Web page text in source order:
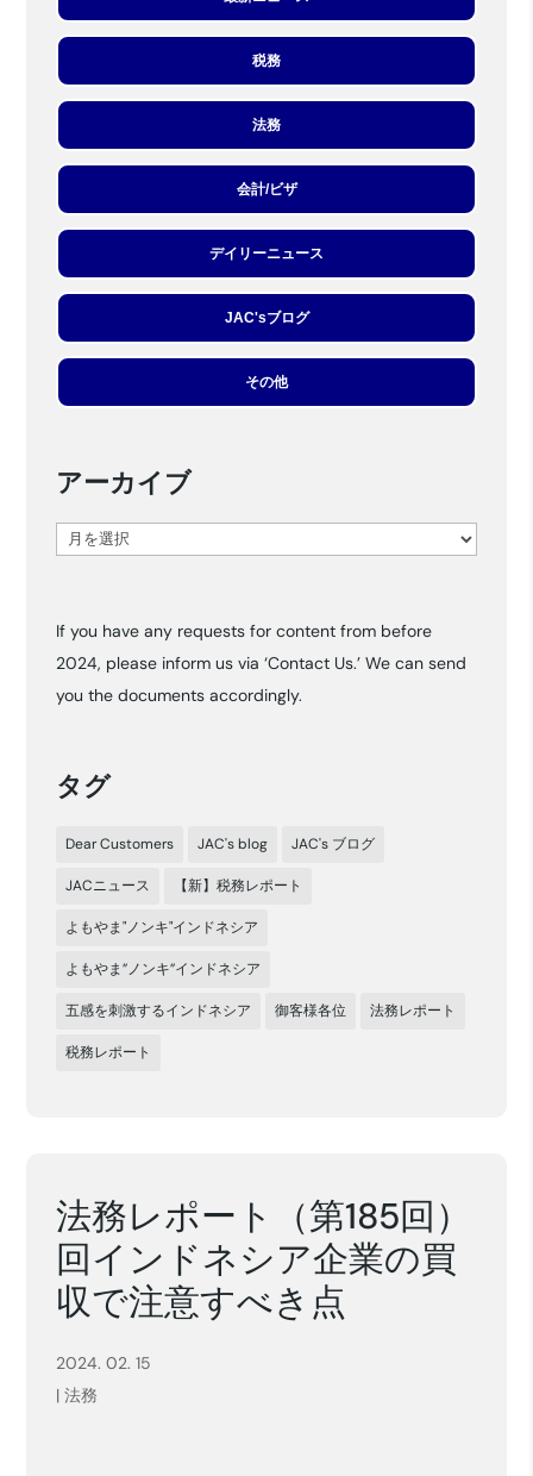
税務
法務
会計/ビザ
デイリーニュース
JAC'sブログ
その他
アーカイブ
ア
イ
ブ
If you have any requests for content from before
2024, please inform us via ‘Contact Us.’ We can send
you the documents accordingly.
タグ
Dear Customers JAC's blog JAC's ブログ
JACニュース 【新】税務レポート
よもやま"ノンキ"インドネシア
よもやま”ノンキ”インドネシア
五感を刺激するインドネシア 御客様各位 法務レポート
税務レポート
法務レポート（第185回）
回インドネシア企業の買
収で注意すべき点
2024. 02. 15
|法務